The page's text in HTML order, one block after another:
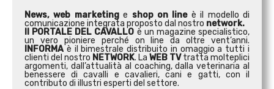
News, web marketinge shop on line è il modello di
comunicazione integrata proposto dal nostro network.
Il PORTALE DEL CAVALLO è un magazine specialistico,
un vero pioniere perché on line da oltre vent’anni.
INFORMA è il bimestrale distribuito in omaggio a tutti i
clienti del nostro NETWORK. La WEB TVtratta molteplici
argomenti, dall’attualità al coaching, dalla veterinaria al
benessere di cavalli e cavalieri, cani e gatti, con il
contributo di illustri esperti del settore.